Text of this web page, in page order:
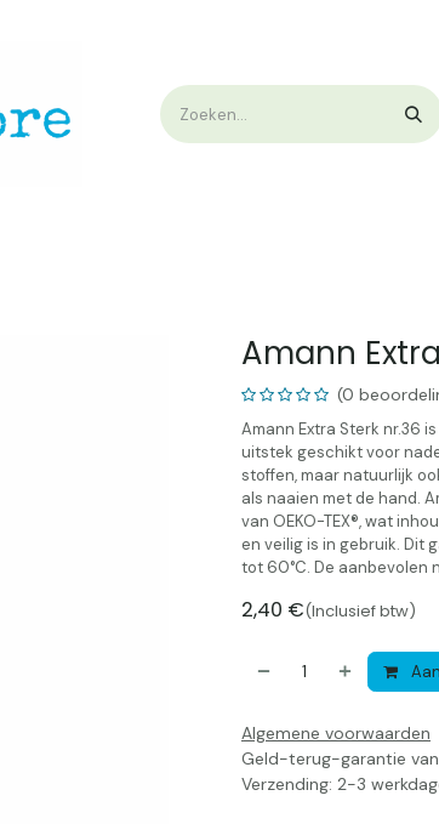
Amann
(0
Amann Extra Sterk nr.36
uitstek geschikt voor
stoffen, maar natuurlijk
als naaien met de hand.
van OEKO-TEX®, wat
en veilig is in gebruik. Dit
tot 60°C. De aanbevolen
2,40 €(Inclusief btw)
Algemene voorwaarden
Geld-terug-garantie
Verzending: 2-3